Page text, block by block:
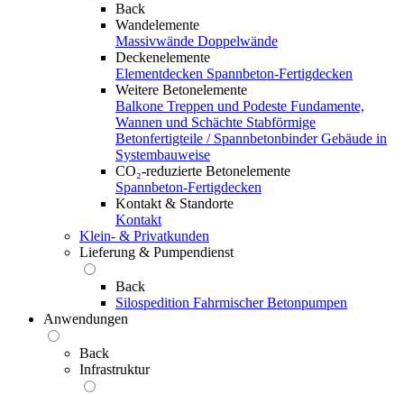
Back
Wandelemente
Massivwände Doppelwände
Deckenelemente
Elementdecken Spannbeton-Fertigdecken
Weitere Betonelemente
Balkone Treppen und Podeste Fundamente,
Wannen und Schächte Stabförmige
Betonfertigteile / Spannbetonbinder Gebäude in
Systembauweise
CO₂-reduzierte Betonelemente
Spannbeton-Fertigdecken
Kontakt & Standorte
Kontakt
Klein- & Privatkunden
Lieferung & Pumpendienst
Back
Silospedition Fahrmischer Betonpumpen
Anwendungen
Back
Infrastruktur